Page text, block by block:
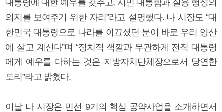
대통령에 대한 예우를 갖추고, 시민 대통합과 실용 행정의
의지를 보여주기 위한 자리”라고 설명했다. 나 시장도 “대
한민국 대통령으로 나라를 이끄셨던 분이 바로 우리 양산
에 살고 계신다”며 “정치적 색깔과 무관하게 전직 대통령
에게 예우를 다하는 것은 지방자치단체장으로서 당연한
도리”라고 밝혔다.
이날 나 시장은 민선 9기의 핵심 공약사업을 소개하면서